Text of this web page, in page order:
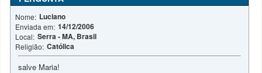
Nome: Luciano
Enviada em: 14/12/2006
Local: Serra - MA, Brasil
Religião: Católica
salve Maria!